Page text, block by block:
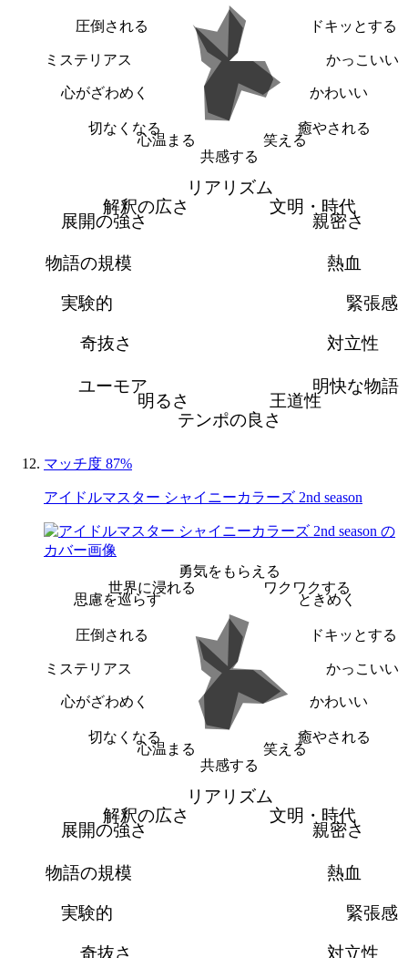
ドキッとする
かっこいい
かわいい
癒やされる
笑える
共感する
心温まる
切なくなる
心がざわめく
ミステリアス
圧倒される
リアリズム
文明・時代
親密さ
熱血
緊張感
対立性
明快な物語
王道性
テンポの良さ
明るさ
ユーモア
奇抜さ
実験的
物語の規模
展開の強さ
解釈の広さ
マッチ度 87%
アイドルマスター シャイニーカラーズ 2nd season
勇気をもらえる
ワクワクする
ときめく
ドキッとする
かっこいい
かわいい
癒やされる
笑える
共感する
心温まる
切なくなる
心がざわめく
ミステリアス
圧倒される
思慮を巡らす
世界に浸れる
リアリズム
文明・時代
親密さ
熱血
緊張感
対立性
奇抜さ
実験的
物語の規模
展開の強さ
解釈の広さ